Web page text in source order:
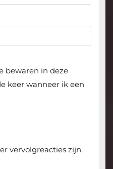
bewaren in deze
keer wanneer ik een
vervolgreacties zijn.